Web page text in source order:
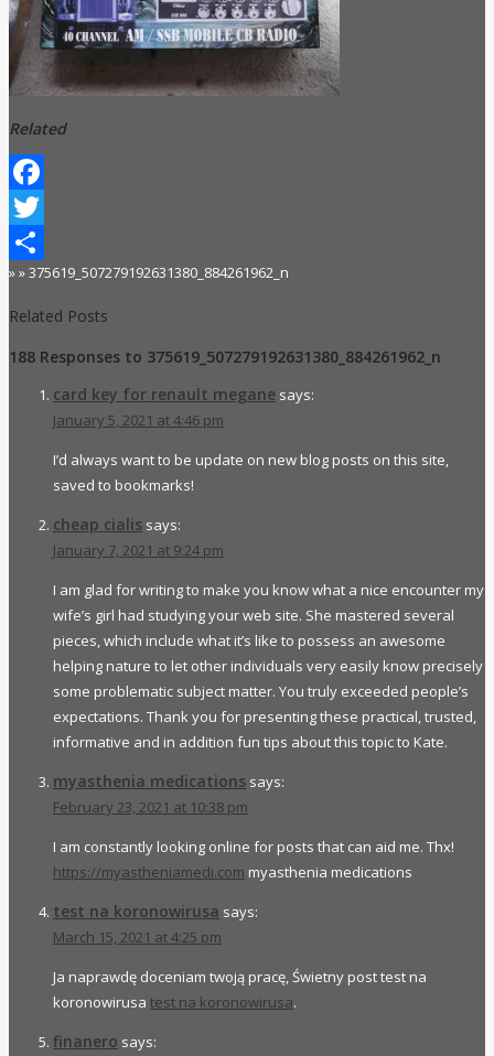
Related
Facebook
Twitter
Share
» » 375619_507279192631380_884261962_n
Related Posts
188 Responses to 375619_507279192631380_884261962_n
card key for renault megane says:
January 5, 2021 at 4:46 pm
I’d always want to be update on new blog posts on this site,
saved to bookmarks!
cheap cialis says:
January 7, 2021 at 9:24 pm
I am glad for writing to make you know what a nice encounter my
wife’s girl had studying your web site. She mastered several
pieces, which include what it’s like to possess an awesome
helping nature to let other individuals very easily know precisely
some problematic subject matter. You truly exceeded people’s
expectations. Thank you for presenting these practical, trusted,
informative and in addition fun tips about this topic to Kate.
myasthenia medications says:
February 23, 2021 at 10:38 pm
I am constantly looking online for posts that can aid me. Thx!
https://myastheniamedi.com myasthenia medications
test na koronowirusa says:
March 15, 2021 at 4:25 pm
Ja naprawdę doceniam twoją pracę, Świetny post test na
koronowirusa test na koronowirusa.
finanero says: